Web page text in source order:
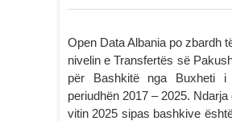
Open Data Albania po zbardh
nivelin e Transfertës së
për Bashkitë nga Buxheti i
periudhën 2017 – 2025.
vitin 2025 sipas bashkive